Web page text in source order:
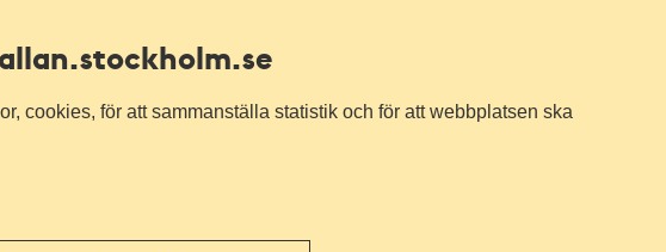
.stockholm.se
cookies, för att sammanställa statistik och för att webbplatsen ska